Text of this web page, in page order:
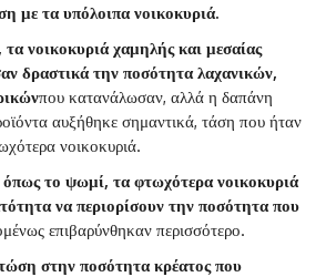
με τα υπόλοιπα νοικοκυριά.
, τα νοικοκυριά χαμηλής και μεσαίας
δραστικά την ποσότητα λαχανικών,
που κατανάλωσαν, αλλά η δαπάνη
αυξήθηκε σημαντικά, τάση που ήταν
νοικοκυριά.
το ψωμί, τα φτωχότερα νοικοκυριά
να περιορίσουν την ποσότητα που
επιβαρύνθηκαν περισσότερο.
στην ποσότητα κρέατος που